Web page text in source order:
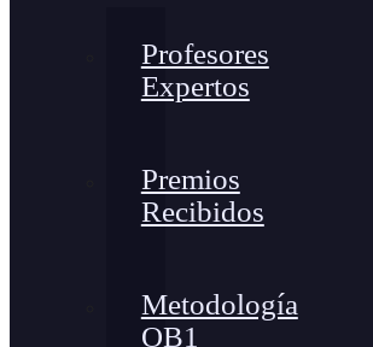
Profesores
Expertos
Premios
Recibidos
Metodología
OB1